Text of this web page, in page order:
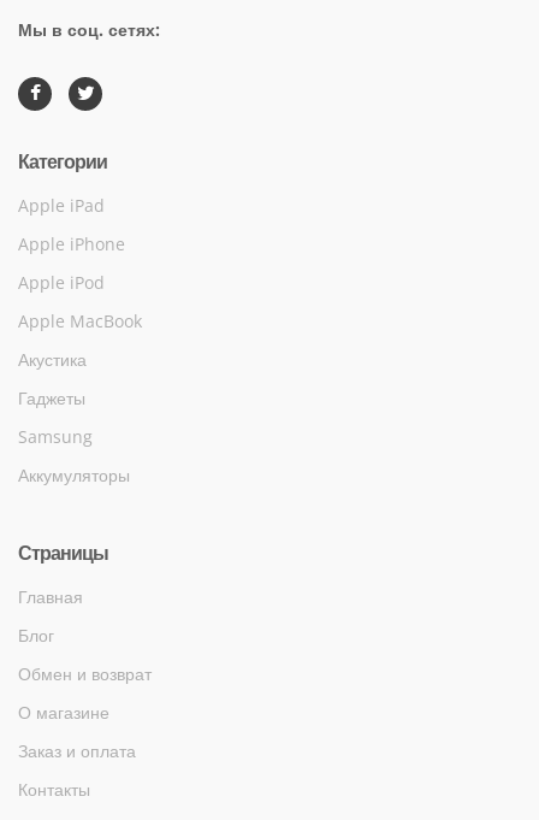
Мы в соц. сетях:
Категории
Apple iPad
Apple iPhone
Apple iPod
Apple MacBook
Акустика
Гаджеты
Samsung
Аккумуляторы
Страницы
Главная
Блог
Обмен и возврат
О магазине
Заказ и оплата
Контакты